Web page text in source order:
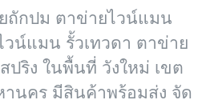
ถักปม ตาข่ายไวน์แมน
วน์แมน รั้วเทวดา ตาข่าย
ปริง ในพื้นที่ วังใหม่ เขต
านคร มีสินค้าพร้อมส่ง จัด